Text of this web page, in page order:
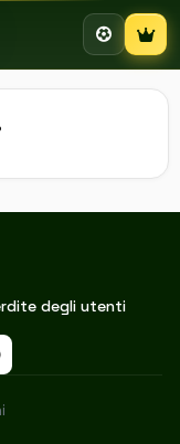
degli utenti